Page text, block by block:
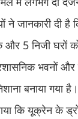
ने जानकारी दी
और 5 निजी घरों
भवनों
बनाया गया
कि यूक्रेन के